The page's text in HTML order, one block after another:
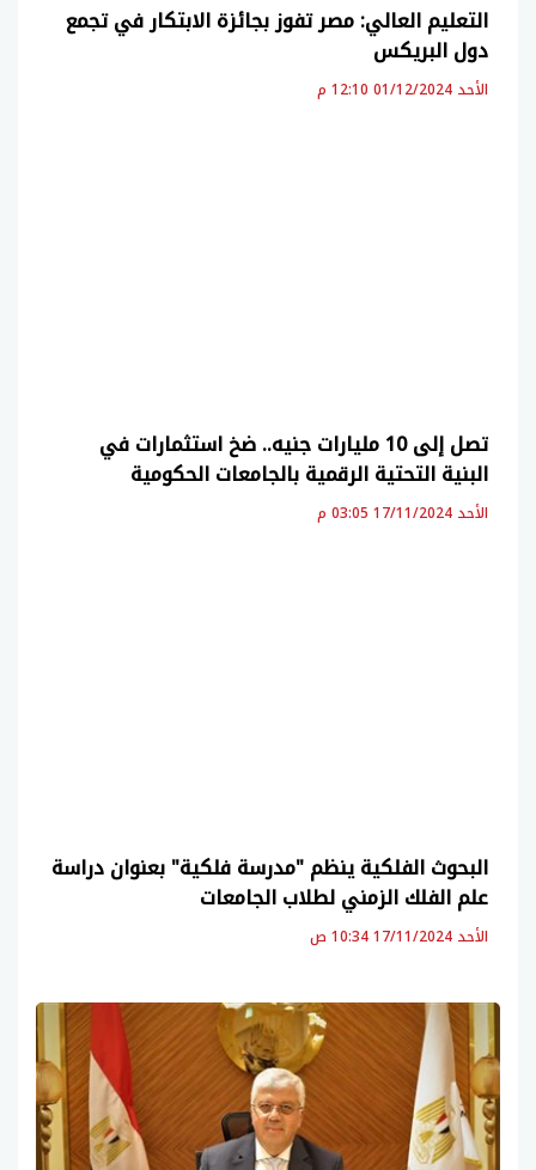
التعليم العالي: مصر تفوز بجائزة الابتكار في تجمع
دول البريكس
الأحد 01/12/2024 12:10 م
تصل إلى 10 مليارات جنيه.. ضخ استثمارات في
البنية التحتية الرقمية بالجامعات الحكومية
الأحد 17/11/2024 03:05 م
البحوث الفلكية ينظم "مدرسة فلكية" بعنوان دراسة
علم الفلك الزمني لطلاب الجامعات
الأحد 17/11/2024 10:34 ص